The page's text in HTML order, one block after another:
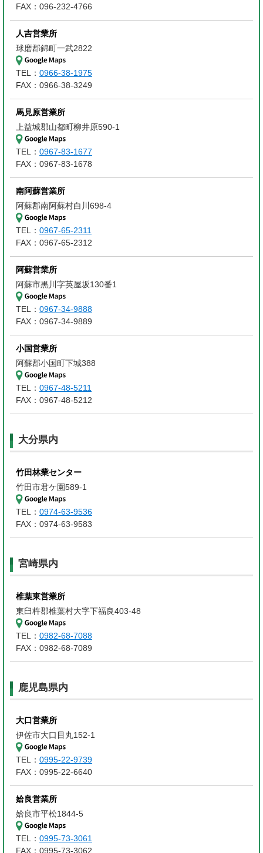
FAX：096-232-4766
人吉営業所
球磨郡錦町一武2822
TEL： 0966-38-1975
FAX：0966-38-3249
馬見原営業所
上益城郡山都町柳井原590-1
TEL： 0967-83-1677
FAX：0967-83-1678
南阿蘇営業所
阿蘇郡南阿蘇村白川698-4
TEL： 0967-65-2311
FAX：0967-65-2312
阿蘇営業所
阿蘇市黒川字英屋坂130番1
TEL： 0967-34-9888
FAX：0967-34-9889
小国営業所
阿蘇郡小国町下城388
TEL： 0967-48-5211
FAX：0967-48-5212
大分県内
竹田林業センター
竹田市君ケ園589-1
TEL： 0974-63-9536
FAX：0974-63-9583
宮崎県内
椎葉東営業所
東臼杵郡椎葉村大字下福良403-48
TEL： 0982-68-7088
FAX：0982-68-7089
鹿児島県内
大口営業所
伊佐市大口目丸152-1
TEL： 0995-22-9739
FAX：0995-22-6640
姶良営業所
姶良市平松1844-5
TEL： 0995-73-3061
FAX：0995-73-3062